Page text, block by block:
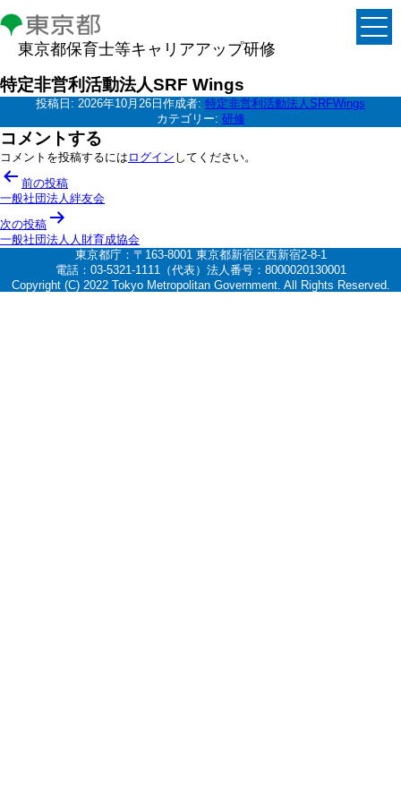
東京都保育士等キャリアアップ研修
特定非営利活動法人SRF Wings
投稿日: 2026年10月26日 作成者: 特定非営利活動法人SRFWings
カテゴリー: 研修
コメントする
コメントを投稿するには ログイン してください。
投
稿
ナ
ビ
ー
前の投稿
一般社団法人絆友会
次の投稿
一般社団法人人財育成協会
東京都庁：〒163-8001 東京都新宿区西新宿2-8-1
電話：03-5321-1111（代表）法人番号：8000020130001
Copyright (C) 2022 Tokyo Metropolitan Government. All Rights Reserved.